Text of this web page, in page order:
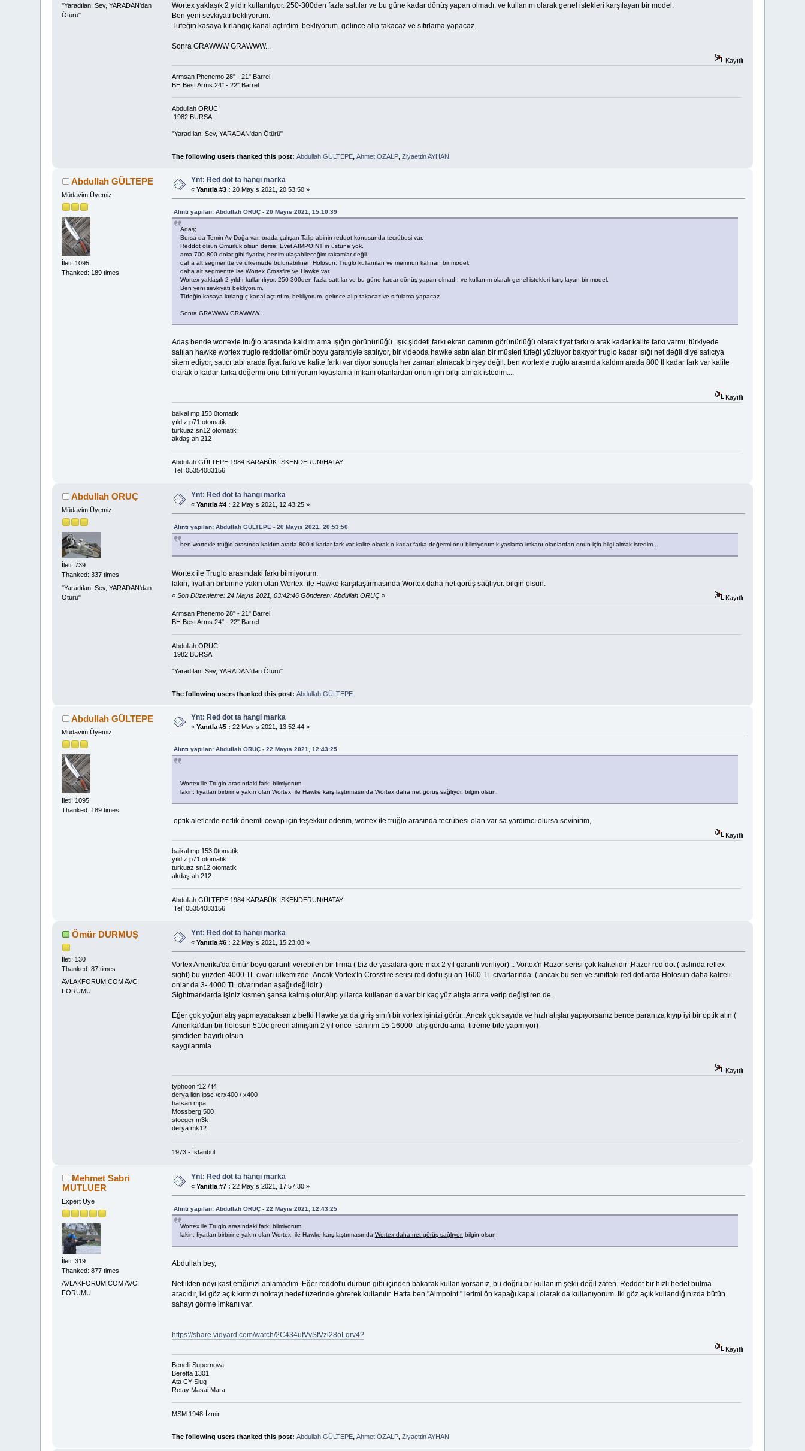
"Yaradılanı Sev, YARADAN'dan
Ötürü"
Wortex yaklaşık 2 yıldır kullanılıyor. 250-300den fazla sattılar ve bu güne kadar dönüş yapan olmadı. ve kullanım olarak genel istekleri karşılayan bir model.
Ben yeni sevkiyatı bekliyorum.
Tüfeğin kasaya kırlangıç kanal açtırdım. bekliyorum. gelınce alıp takacaz ve sıfırlama yapacaz.
Sonra GRAWWW GRAWWW...
Kayıtlı
Armsan Phenemo 28" - 21" Barrel
BH Best Arms 24" - 22" Barrel
Abdullah ORUC
1982 BURSA
"Yaradılanı Sev, YARADAN'dan Ötürü"
The following users thanked this post: Abdullah GÜLTEPE, Ahmet ÖZALP, Ziyaettin AYHAN
Abdullah GÜLTEPE
Müdavim Üyemiz
İleti: 1095
Thanked: 189 times
Ynt: Red dot ta hangi marka
«Yanıtla #3 : 20 Mayıs 2021, 20:53:50 »
Alıntı yapılan: Abdullah ORUÇ - 20 Mayıs 2021, 15:10:39
Adaş;
Bursa da Temin Av Doğa var. orada çalışan Talip abinin reddot konusunda tecrübesi var.
Reddot olsun Ömürlük olsun derse; Evet AİMPOİNT in üstüne yok.
ama 700-800 dolar gibi fiyatlar, benim ulaşabileceğim rakamlar değil.
daha alt segmentte ve ülkemizde bulunabilinen Holosun; Truglo kullanılan ve memnun kalınan bir model.
daha alt segmentte ise Wortex Crossfire ve Hawke var.
Wortex yaklaşık 2 yıldır kullanılıyor. 250-300den fazla sattılar ve bu güne kadar dönüş yapan olmadı. ve kullanım olarak genel istekleri karşılayan bir model.
Ben yeni sevkiyatı bekliyorum.
Tüfeğin kasaya kırlangıç kanal açtırdım. bekliyorum. gelınce alıp takacaz ve sıfırlama yapacaz.
Sonra GRAWWW GRAWWW...
Adaş bende wortexle truğlo arasında kaldım ama ışığın görünürlüğü ışık şiddeti farkı ekran camının görünürlüğü olarak fiyat farkı olarak kadar kalite farkı varmı, türkiyede
satılan hawke wortex truglo reddotlar ömür boyu garantiyle satılıyor, bir videoda hawke satın alan bir müşteri tüfeği yüzlüyor bakıyor truglo kadar ışığı net değil diye satıcıya
sitem ediyor, satıcı tabi arada fiyat farkı ve kalite farkı var diyor sonuçta her zaman alınacak birşey değil. ben wortexle truğlo arasında kaldım arada 800 tl kadar fark var kalite
olarak o kadar farka değermi onu bilmiyorum kıyaslama imkanı olanlardan onun için bilgi almak istedim....
Kayıtlı
baikal mp 153 0tomatik
yıldız p71 otomatik
turkuaz sn12 otomatik
akdaş ah 212
Abdullah GÜLTEPE 1984 KARABÜK-İSKENDERUN/HATAY
Tel: 05354083156
Abdullah ORUÇ
Müdavim Üyemiz
İleti: 739
Thanked: 337 times
"Yaradılanı Sev, YARADAN'dan
Ötürü"
Ynt: Red dot ta hangi marka
«Yanıtla #4 : 22 Mayıs 2021, 12:43:25 »
Alıntı yapılan: Abdullah GÜLTEPE - 20 Mayıs 2021, 20:53:50
ben wortexle truğlo arasında kaldım arada 800 tl kadar fark var kalite olarak o kadar farka değermi onu bilmiyorum kıyaslama imkanı olanlardan onun için bilgi almak istedim....
Wortex ile Truglo arasındaki farkı bilmiyorum.
lakin; fiyatları birbirine yakın olan Wortex ile Hawke karşılaştırmasında Wortex daha net görüş sağlıyor. bilgin olsun.
« Son Düzenleme: 24 Mayıs 2021, 03:42:46 Gönderen: Abdullah ORUÇ» Kayıtlı
Armsan Phenemo 28" - 21" Barrel
BH Best Arms 24" - 22" Barrel
Abdullah ORUC
1982 BURSA
"Yaradılanı Sev, YARADAN'dan Ötürü"
The following users thanked this post: Abdullah GÜLTEPE
Abdullah GÜLTEPE
Müdavim Üyemiz
İleti: 1095
Thanked: 189 times
Ynt: Red dot ta hangi marka
«Yanıtla #5 : 22 Mayıs 2021, 13:52:44 »
Alıntı yapılan: Abdullah ORUÇ - 22 Mayıs 2021, 12:43:25
Wortex ile Truglo arasındaki farkı bilmiyorum.
lakin; fiyatları birbirine yakın olan Wortex ile Hawke karşılaştırmasında Wortex daha net görüş sağlıyor. bilgin olsun.
optik aletlerde netlik önemli cevap için teşekkür ederim, wortex ile truğlo arasında tecrübesi olan var sa yardımcı olursa sevinirim,
Kayıtlı
baikal mp 153 0tomatik
yıldız p71 otomatik
turkuaz sn12 otomatik
akdaş ah 212
Abdullah GÜLTEPE 1984 KARABÜK-İSKENDERUN/HATAY
Tel: 05354083156
Ömür DURMUŞ
İleti: 130
Thanked: 87 times
AVLAKFORUM.COM AVCI
FORUMU
Ynt: Red dot ta hangi marka
«Yanıtla #6 : 22 Mayıs 2021, 15:23:03 »
Vortex Amerika'da ömür boyu garanti verebilen bir firma ( biz de yasalara göre max 2 yıl garanti veriliyor) .. Vortex'n Razor serisi çok kalitelidir ,Razor red dot ( aslında reflex
sight) bu yüzden 4000 TL civarı ülkemizde..Ancak Vortex'İn Crossfire serisi red dot'u şu an 1600 TL civarlarında ( ancak bu seri ve sınıftaki red dotlarda Holosun daha kaliteli
onlar da 3- 4000 TL civarından aşağı değildir )..
Sightmarklarda işiniz kısmen şansa kalmış olur.Alıp yıllarca kullanan da var bir kaç yüz atışta arıza verip değiştiren de..
Eğer çok yoğun atış yapmayacaksanız belki Hawke ya da giriş sınıfı bir vortex işinizi görür.. Ancak çok sayıda ve hızlı atışlar yapıyorsanız bence paranıza kıyıp iyi bir optik alın (
Amerika'dan bir holosun 510c green almıştım 2 yıl önce sanırım 15-16000 atış gördü ama titreme bile yapmıyor)
şimdiden hayırlı olsun
saygılarımla
Kayıtlı
typhoon f12 / t4
derya lion ipsc /crx400 / x400
hatsan mpa
Mossberg 500
stoeger m3k
derya mk12
1973 - İstanbul
Mehmet Sabri
MUTLUER
Expert Üye
İleti: 319
Thanked: 877 times
AVLAKFORUM.COM AVCI
FORUMU
Ynt: Red dot ta hangi marka
«Yanıtla #7 : 22 Mayıs 2021, 17:57:30 »
Alıntı yapılan: Abdullah ORUÇ - 22 Mayıs 2021, 12:43:25
Wortex ile Truglo arasındaki farkı bilmiyorum.
lakin; fiyatları birbirine yakın olan Wortex ile Hawke karşılaştırmasında Wortex daha net görüş sağlıyor. bilgin olsun.
Abdullah bey,
Netlikten neyi kast ettiğinizi anlamadım. Eğer reddot'u dürbün gibi içinden bakarak kullanıyorsanız, bu doğru bir kullanım şekli değil zaten. Reddot bir hızlı hedef bulma
aracıdır, iki göz açık kırmızı noktayı hedef üzerinde görerek kullanılır. Hatta ben "Aimpoint " lerimi ön kapağı kapalı olarak da kullanıyorum. İki göz açık kullandığınızda bütün
sahayı görme imkanı var.
https://share.vidyard.com/watch/2C434ufVvSfVzi28oLqrv4?
Kayıtlı
Benelli Supernova
Beretta 1301
Ata CY Slug
Retay Masai Mara
MSM 1948-İzmir
The following users thanked this post: Abdullah GÜLTEPE, Ahmet ÖZALP, Ziyaettin AYHAN